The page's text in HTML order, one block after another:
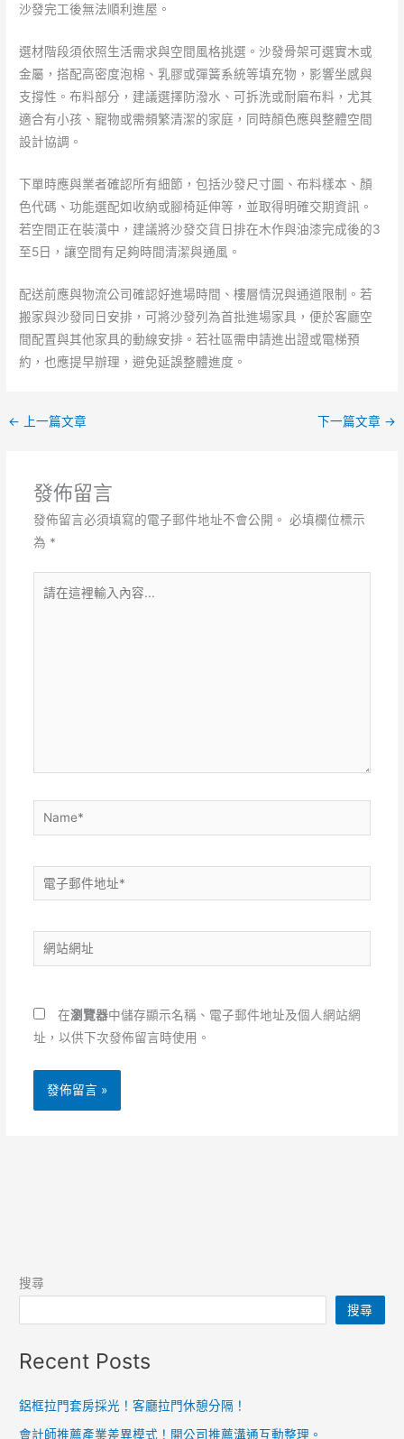
沙發完工後無法順利進屋。
選材階段須依照生活需求與空間風格挑選。沙發骨架可選實木或
金屬，搭配高密度泡棉、乳膠或彈簧系統等填充物，影響坐感與
支撐性。布料部分，建議選擇防潑水、可拆洗或耐磨布料，尤其
適合有小孩、寵物或需頻繁清潔的家庭，同時顏色應與整體空間
設計協調。
下單時應與業者確認所有細節，包括沙發尺寸圖、布料樣本、顏
色代碼、功能選配如收納或腳椅延伸等，並取得明確交期資訊。
若空間正在裝潢中，建議將沙發交貨日排在木作與油漆完成後的3
至5日，讓空間有足夠時間清潔與通風。
配送前應與物流公司確認好進場時間、樓層情況與通道限制。若
搬家與沙發同日安排，可將沙發列為首批進場家具，便於客廳空
間配置與其他家具的動線安排。若社區需申請進出證或電梯預
約，也應提早辦理，避免延誤整體進度。
← 上一篇文章 下一篇文章 →
發佈留言
發佈留言必須填寫的電子郵件地址不會公開。 必填欄位標示
為 *
Name*
電
子
件
地
*
站
址
在瀏覽器中儲存顯示名稱、電子郵件地址及個人網站網
址，以供下次發佈留言時使用。
搜尋
搜尋
Recent Posts
鋁框拉門套房採光！客廳拉門休憩分隔！
會計師推薦產業差異模式！開公司推薦溝通互動整理。